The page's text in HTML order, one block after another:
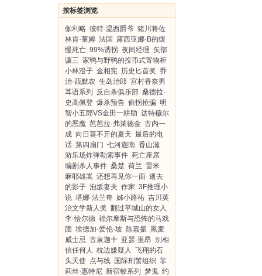
按标签浏览
伽利略 彼特·温西爵爷 猪川将佐
林肯·莱姆 法国
露西亚娜·B的缓
慢死亡 99%诱拐 夜间经理 矢部
谦三 家鸭与野鸭的投币式寄物柜
小林澄子 金相宪 历史匕首奖 乔
治·西默农 生岛治郎 宫村香奈男
耳语系列
反自杀俱乐部 桑德拉·
史高佩登 爆杀预告 偷拐抢骗 明
智小五郎VS金田一耕助 达特穆尔
的恶魔 芭芭拉·弗莱德金 古内一
成 向日葵不开的夏天 最后的电
话 第四扇门 七河迦南 香山滋
游乐场炸弹勒索事件 死亡座席
编剧杀人事件 桑楚 荷兰 雷米
麻耶雄嵩 还想再见你一面 逝去
的影子 泡坂妻夫 作家 3F推理小
说 塔娜·法兰奇 姊小路祐 吉川英
治文学新人奖 翻过平城山的女人
李·恰尔德 福尔摩斯与恐怖的马戏
团 埃德加·爱伦·坡 陈嘉振 黑麦
威士忌 古泉迦十 亚瑟·里昂 别相
信任何人 枕边嫌疑人 飞翔的石
头天使 点与线 国际刑警组织 菲
莉丝·惠特尼 新宿鲛系列 梦鬼 约